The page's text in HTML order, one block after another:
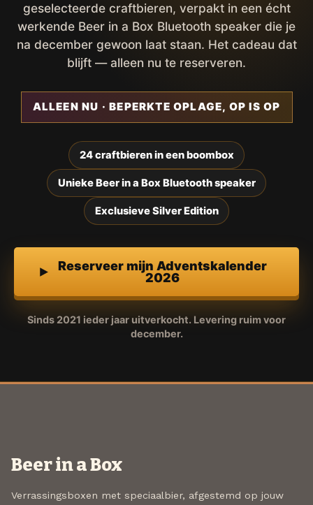
geselecteerde craftbieren, verpakt in een écht
werkende Beer in a Box Bluetooth speaker die je
na december gewoon laat staan. Het cadeau dat
blijft — alleen nu te reserveren.
ALLEEN NU · BEPERKTE OPLAGE, OP IS OP
24 craftbieren in een boombox
Unieke Beer in a Box Bluetooth speaker
Exclusieve Silver Edition
Reserveer mijn Adventskalender
2026
Sinds 2021 ieder jaar uitverkocht. Levering ruim voor
december.
Beer in a Box
Verrassingsboxen met speciaalbier, afgestemd op jouw